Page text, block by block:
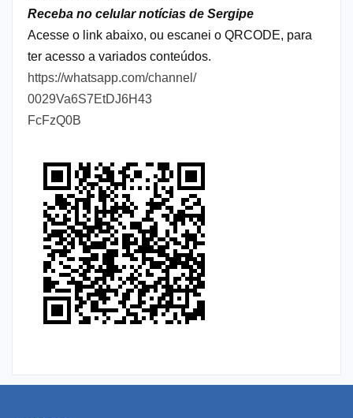
Receba no celular notícias de Sergipe
Acesse o link abaixo, ou escanei o QRCODE, para
ter acesso a variados conteúdos.
https://whatsapp.com/channel/
0029Va6S7EtDJ6H43
FcFzQ0B